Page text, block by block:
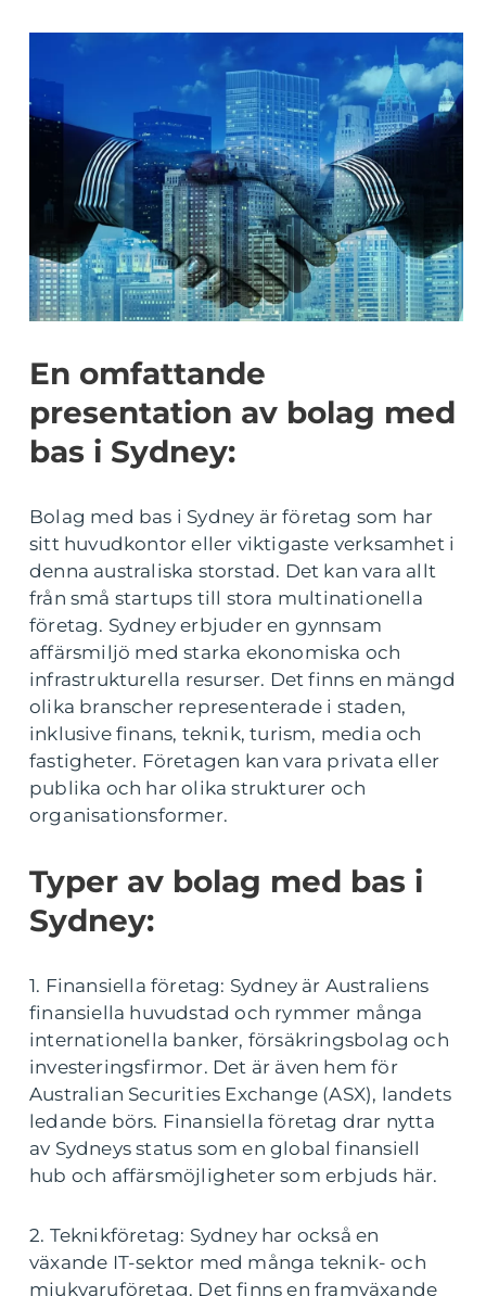
En omfattande
presentation av bolag med
bas i Sydney:
Bolag med bas i Sydney är företag som har
sitt huvudkontor eller viktigaste verksamhet i
denna australiska storstad. Det kan vara allt
från små startups till stora multinationella
företag. Sydney erbjuder en gynnsam
affärsmiljö med starka ekonomiska och
infrastrukturella resurser. Det finns en mängd
olika branscher representerade i staden,
inklusive finans, teknik, turism, media och
fastigheter. Företagen kan vara privata eller
publika och har olika strukturer och
organisationsformer.
Typer av bolag med bas i
Sydney:
1. Finansiella företag: Sydney är Australiens
finansiella huvudstad och rymmer många
internationella banker, försäkringsbolag och
investeringsfirmor. Det är även hem för
Australian Securities Exchange (ASX), landets
ledande börs. Finansiella företag drar nytta
av Sydneys status som en global finansiell
hub och affärsmöjligheter som erbjuds här.
2. Teknikföretag: Sydney har också en
växande IT-sektor med många teknik- och
mjukvaruföretag. Det finns en framväxande